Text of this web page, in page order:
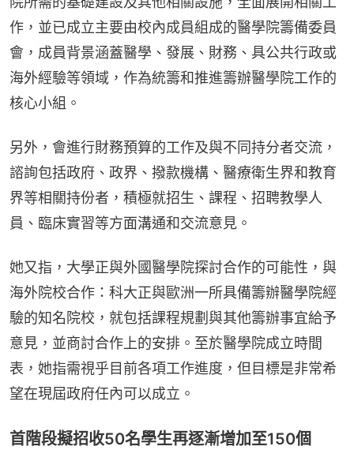
作，並已成立主要由校內成員組成的醫學院籌備委員
會，成員背景涵蓋醫學、發展、財務、具公共行政或
海外經驗等領域，作為統籌和推進籌辦醫學院工作的
核心小組。
另外，會進行財務預算的工作及與不同持分者交流，
諮詢包括政府、政界、撥款機構、醫療衛生界和教育
界等相關持份者，積極就招生、課程、招聘教學人
員、臨床實習等方面溝通和交流意見。
她又指，大學正與外國醫學院探討合作的可能性，與
海外院校合作：科大正與歐洲一所具備籌辦醫學院經
驗的知名院校，就包括課程規劃與其他籌辦事宜給予
意見，並商討合作上的安排。至於醫學院成立時間
表，她指需視乎目前各項工作進度，但目標是非常希
望在現屆政府任內可以成立。
首階段擬招收50名學生再逐漸增加至150個